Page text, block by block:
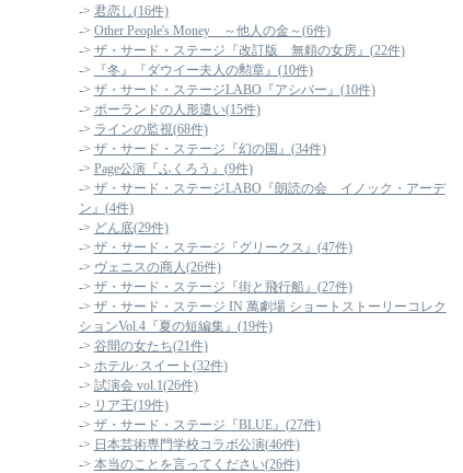
-> 君恋し(16件)
-> Other People's Money ～他人の金～(6件)
-> ザ・サード・ステージ『改訂版 無頼の女房』(22件)
->
『冬』『ダウイー夫人の勲章』(10件)
-> ザ・サード・ステージLABO『アシバー』(10件)
-> ポーランドの人形遣い(15件)
-> ラインの監視(68件)
-> ザ・サード・ステージ『幻の国』(34件)
-> Page公演『ふくろう』(9件)
-> ザ・サード・ステージLABO『朗読の会 イノック・アーデ
ン』(4件)
-> どん底(29件)
-> ザ・サード・ステージ『グリークス』(47件)
-> ヴェニスの商人(26件)
-> ザ・サード・ステージ『街と飛行船』(27件)
-> ザ・サード・ステージ IN 萬劇場 ショートストーリーコレク
ションVol.4『夏の短編集』(19件)
-> 谷間の女たち(21件)
-> ホテル･スイート(32件)
-> 試演会 vol.1(26件)
-> リア王(19件)
-> ザ・サード・ステージ『BLUE』(27件)
-> 日本芸術専門学校コラボ公演(46件)
-> 本当のことを言ってください(26件)